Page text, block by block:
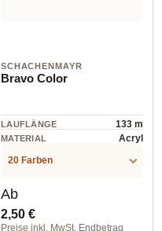
SCHACHENMAYR
Bravo Color
LAUFLÄNGE 133 m
MATERIAL
Acryl
20 Farben
Regulärer Preis:
Ab
2,50 €
Preise inkl. MwSt. Endbetrag